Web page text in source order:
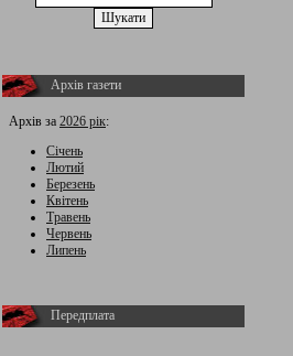
Архів газети
Архів за 2026 рік:
Січень
Лютий
Березень
Квітень
Травень
Червень
Липень
Передплата